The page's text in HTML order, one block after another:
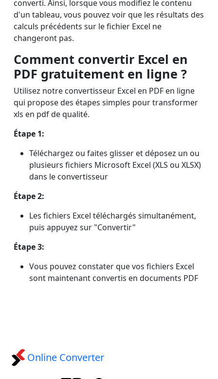
converti. Ainsi, lorsque vous modifiez le contenu
d'un tableau, vous pouvez voir que les résultats des
calculs précédents sur le fichier Excel ne
changeront pas.
Comment convertir Excel en
PDF gratuitement en ligne ?
Utilisez notre convertisseur Excel en PDF en ligne
qui propose des étapes simples pourtransformer
xls en pdfde qualité.
Étape 1:
Téléchargez ou faites glisser et déposez un ou
plusieurs fichiers Microsoft Excel (XLS ou XLSX)
dans le convertisseur
Étape 2:
Les fichiers Excel téléchargés simultanément,
puis appuyez sur "Convertir"
Étape 3:
Vous pouvez constater que vos fichiers Excel
sont maintenant convertis en documents PDF
Online Converter